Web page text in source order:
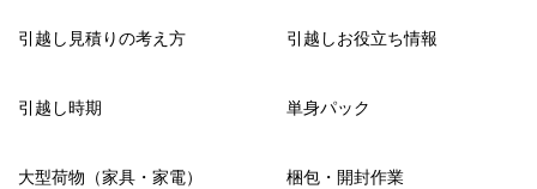
引越し見積りの考え方 引越しお役立ち情報
引越し時期 単身パック
大型荷物（家具・家電） 梱包・開封作業